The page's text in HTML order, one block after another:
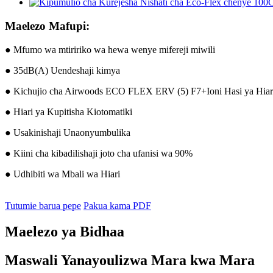
Maelezo Mafupi:
● Mfumo wa mtiririko wa hewa wenye mifereji miwili
● 35dB(A) Uendeshaji kimya
● Kichujio cha Airwoods ECO FLEX ERV (5) F7+Ioni Hasi ya
● Hiari ya Kupitisha Kiotomatiki
● Usakinishaji Unaonyumbulika
● Kiini cha kibadilishaji joto cha ufanisi wa 90%
● Udhibiti wa Mbali wa Hiari
Tutumie barua pepe Pakua kama PDF
Maelezo ya Bidhaa
Maswali Yanayoulizwa Mara kwa Mara